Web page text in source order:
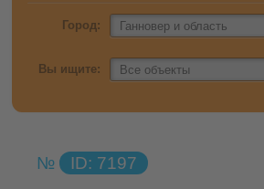
Город:
Вы ищите:
№ ID: 7197